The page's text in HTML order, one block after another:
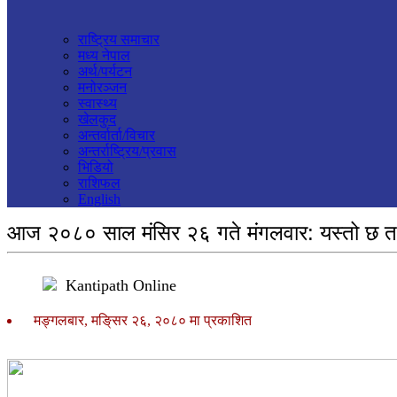
राष्ट्रिय समाचार
मध्य नेपाल
अर्थ/पर्यटन
मनोरञ्जन
स्वास्थ्य
खेलकुद
अन्तर्वार्ता/विचार
अन्तर्राष्ट्रिय/प्रवास
भिडियो
राशिफल
English
आज २०८० साल मंसिर २६ गते मंगलवार: यस्तो छ
Kantipath Online
मङ्गलबार, मङि्सर २६, २०८० मा प्रकाशित